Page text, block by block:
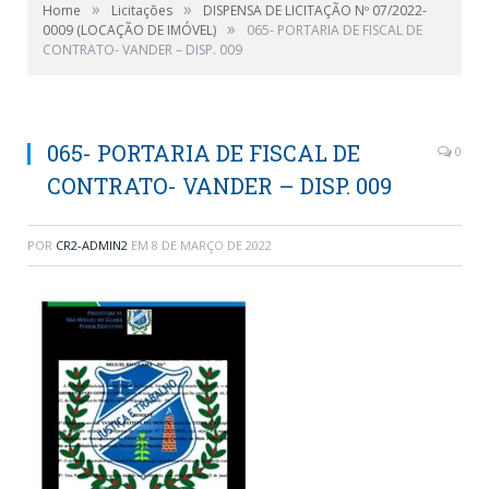
Home » Licitações »
DISPENSA DE LICITAÇÃO Nº 07/2022-
0009 (LOCAÇÃO DE IMÓVEL) »
065- PORTARIA DE FISCAL DE
CONTRATO- VANDER – DISP. 009
065- PORTARIA DE FISCAL DE
CONTRATO- VANDER – DISP. 009
0
POR CR2-ADMIN2 EM 8 DE MARÇO DE 2022